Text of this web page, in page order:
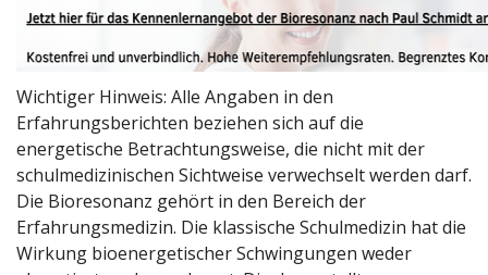
Wichtiger Hinweis: Alle Angaben in den
Erfahrungsberichten beziehen sich auf die
energetische Betrachtungsweise, die nicht mit der
schulmedizinischen Sichtweise verwechselt werden darf.
Die Bioresonanz gehört in den Bereich der
Erfahrungsmedizin. Die klassische Schulmedizin hat die
Wirkung bioenergetischer Schwingungen weder